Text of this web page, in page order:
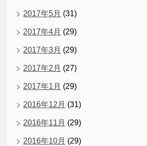
2017年5月 (31)
2017年4月 (29)
2017年3月 (29)
2017年2月 (27)
2017年1月 (29)
2016年12月 (31)
2016年11月 (29)
2016年10月 (29)